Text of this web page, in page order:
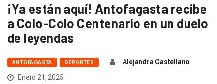
¡Ya están aquí! Antofagasta recibe
a Colo-Colo Centenario en un duelo
de leyendas
ANTOFAGASTA DEPORTES
Alejandra Castellano
Enero 21, 2025